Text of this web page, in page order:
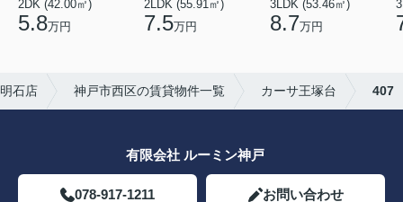
2DK (42.00㎡)
5.8万円
2LDK (55.91㎡)
7.5万円
3LDK (53.46㎡)
8.7万円
石店 神戸市西区の賃貸物件一覧 カーサ王塚台 407
有限会社 ルーミン神戸
078-917-1211 お問い合わせ